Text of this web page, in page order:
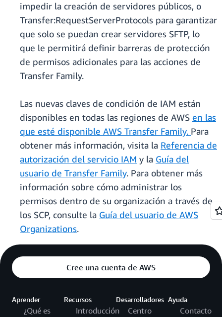
impedir la creación de servidores públicos, o
Transfer:RequestServerProtocols para garantizar
que solo se puedan crear servidores SFTP, lo
que le permitirá definir barreras de protección
de permisos adicionales para las acciones de
Transfer Family.
Las nuevas claves de condición de IAM están
disponibles en todas las regiones de AWS en las
que esté disponible AWS Transfer Family. Para
obtener más información, visita la Referencia de
autorización del servicio IAM y la Guía del
usuario de Transfer Family. Para obtener más
información sobre cómo administrar los
permisos dentro de su organización a través de
los SCP, consulte la Guía del usuario de AWS
Organizations.
Cree una cuenta de AWS
Aprender
¿Qué es
Recursos
Introducción
Desarrolladores
Centro
Ayuda
Contacto